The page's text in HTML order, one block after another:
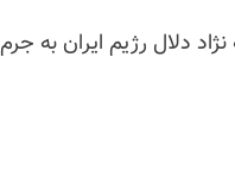
دلال رژیم ایران به جرم